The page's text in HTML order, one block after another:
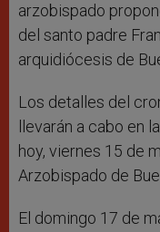
arzobispado
del santo padre
arquidiócesis de
Los detalles del
llevarán a cabo en
hoy, viernes 15 de
Arzobispado de
El domingo 17 de